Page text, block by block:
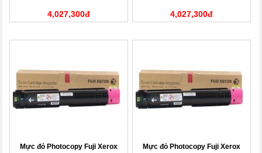
4,027,300đ 4,027,300đ
Mực đỏ Photocopy Fuji Xerox
Mực đỏ Photocopy Fuji Xerox